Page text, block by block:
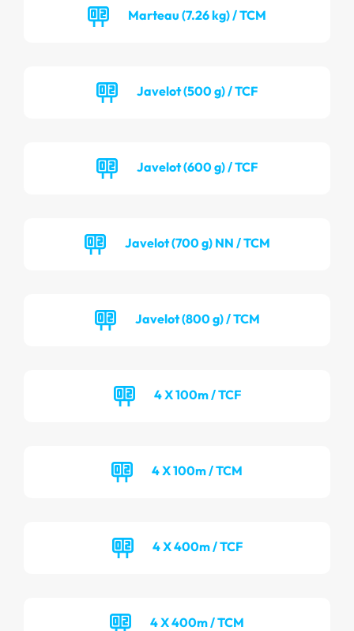
Marteau (7.26 kg) / TCM
Javelot (500 g) / TCF
Javelot (600 g) / TCF
Javelot (700 g) NN / TCM
Javelot (800 g) / TCM
4 X 100m / TCF
4 X 100m / TCM
4 X 400m / TCF
4 X 400m / TCM